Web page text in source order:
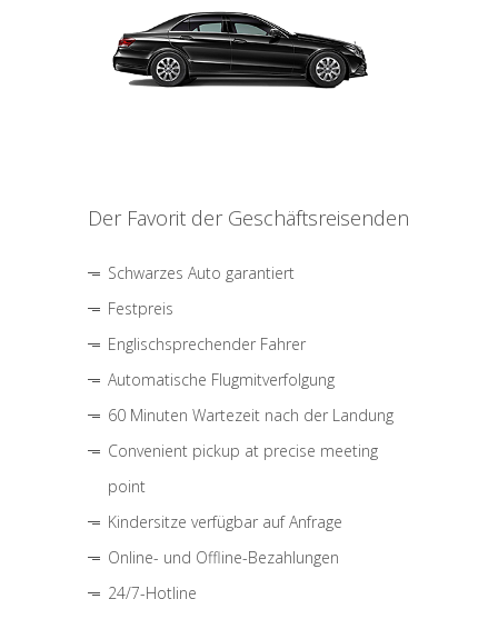
Der Favorit der Geschäftsreisenden
Schwarzes Auto garantiert
Festpreis
Englischsprechender Fahrer
Automatische Flugmitverfolgung
60 Minuten Wartezeit nach der Landung
Convenient pickup at precise meeting
point
Kindersitze verfügbar auf Anfrage
Online- und Offline-Bezahlungen
24/7-Hotline